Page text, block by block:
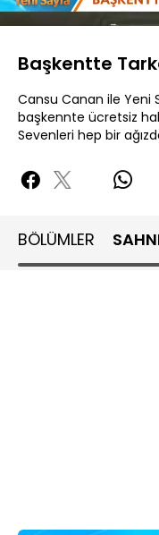
Sesi
Aç
Başkentte
Cansu Canan ile Yeni
başkennte ücretsiz
Sevenleri hep bir
BÖLÜMLER